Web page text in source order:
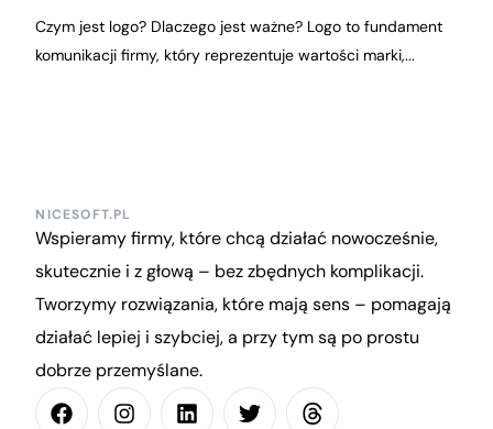
Czym jest logo? Dlaczego jest ważne? Logo to fundament
komunikacji firmy, który reprezentuje wartości marki,...
NICESOFT.PL
Wspieramy firmy, które chcą działać nowocześnie,
skutecznie i z głową – bez zbędnych komplikacji.
Tworzymy rozwiązania, które mają sens – pomagają
działać lepiej i szybciej, a przy tym są po prostu
dobrze przemyślane.